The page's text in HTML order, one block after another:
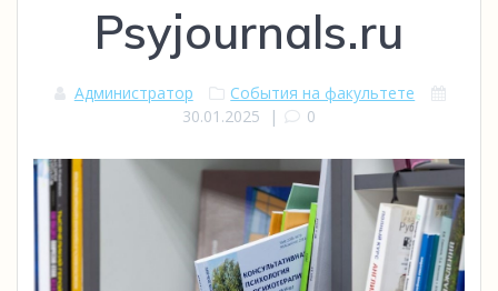
Psyjournals.ru
Администратор
События на факультете
30.01.2025 | 0